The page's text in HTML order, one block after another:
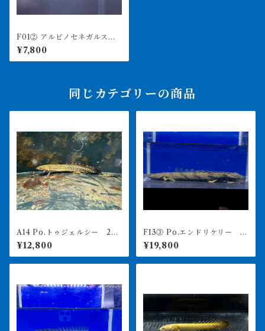
F01② アルビノセネガルス
ロングフィン 14㎝前後
¥7,800
同じカテゴリーの商品
A14 Po.トゥジェルシー 20
㎝前後
¥12,800
F13③ Po.エンドリケリー F
ARANAH 41㎝前後 薬浴完
了済み
¥19,800